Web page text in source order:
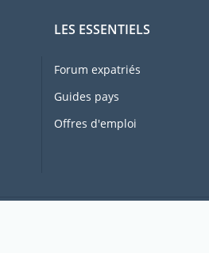
LES ESSENTIELS
Forum expatriés
Guides pays
Offres d'emploi